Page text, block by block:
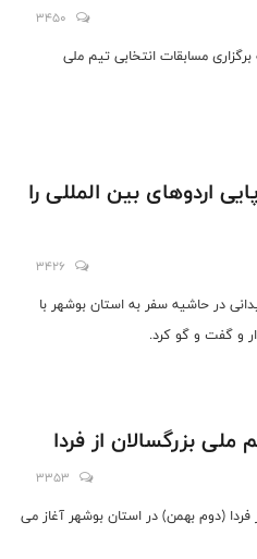
3450
مسابقات انتخابی تیم ملی
اردوهای بین المللی را
3426
در حاشیه سفر به استان بوشهر با
و گفت و گو کرد.
ملی بزرگسالان از فردا
3353
فردا (دوم بهمن) در استان بوشهر آغاز می